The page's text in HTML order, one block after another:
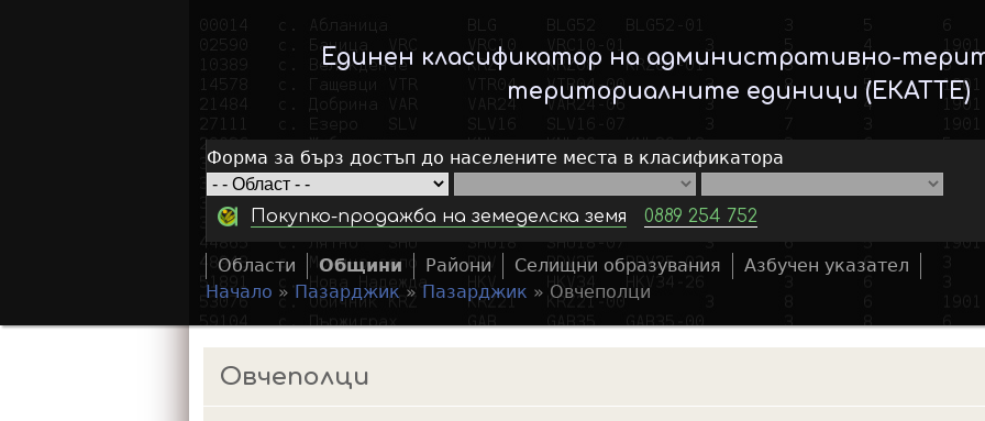
Skip
to
main
Единен класификатор на административно-
териториалните единици (ЕКАТТЕ)
Форма за бърз достъп до населените места в класификатора
Покупко-продажба на земеделска земя 0889 254 752
a
c
Области Общини Райони Селищни образувания Азбучен указател
o
u
Начало »Пазарджик» Пазарджик »Овчеполци
Овчеполци